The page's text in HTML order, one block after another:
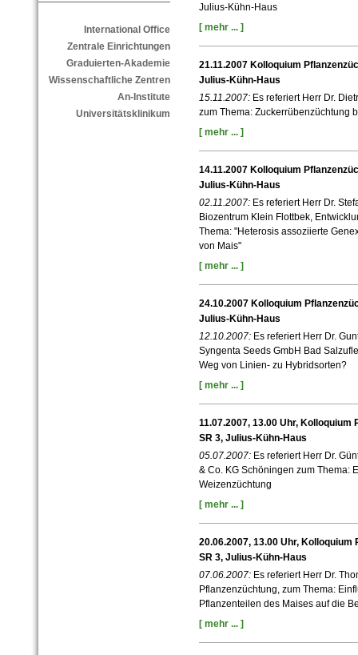
International Office
Zentrale Einrichtungen
Graduierten-Akademie
Wissenschaftliche Zentren
An-Institute
Universitätsklinikum
Julius-Kühn-Haus
[ mehr ... ]
21.11.2007 Kolloquium
Julius-Kühn-Haus
15.11.2007: Es referiert Herr Dr.
zum Thema: Zuckerrübenzüchtung
[ mehr ... ]
14.11.2007 Kolloquium
Julius-Kühn-Haus
02.11.2007: Es referiert Herr Dr.
Biozentrum Klein Flottbek,
Thema: "Heterosis assoziierte
von Mais"
[ mehr ... ]
24.10.2007 Kolloquium
Julius-Kühn-Haus
12.10.2007: Es referiert Herr Dr.
Syngenta Seeds GmbH Bad
Weg von Linien- zu Hybridsorten?
[ mehr ... ]
11.07.2007, 13.00 Uhr,
SR 3, Julius-Kühn-Haus
05.07.2007: Es referiert Herr Dr.
& Co. KG Schöningen zum Thema:
Weizenzüchtung
[ mehr ... ]
20.06.2007, 13.00 Uhr,
SR 3, Julius-Kühn-Haus
07.06.2007: Es referiert Herr Dr.
Pflanzenzüchtung, zum Thema:
Pflanzenteilen des Maises auf die
[ mehr ... ]